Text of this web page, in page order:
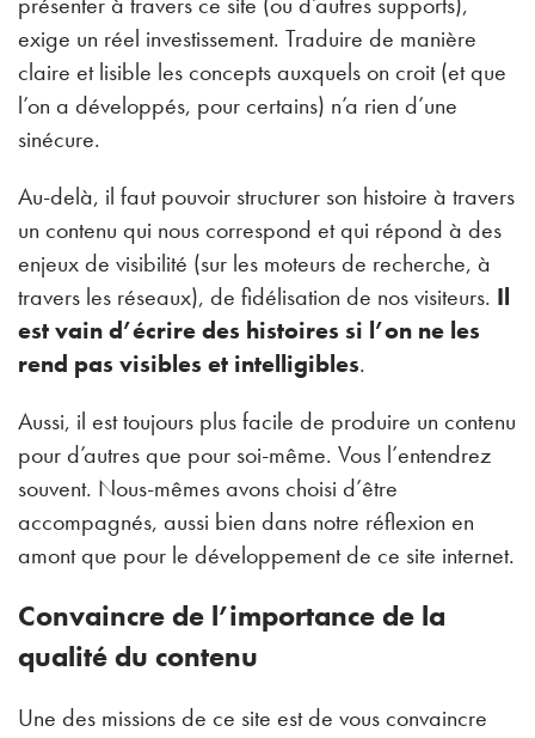
exige un réel investissement. Traduire de manière
claire et lisible les concepts auxquels on croit (et que
l’on a développés, pour certains) n’a rien d’une
sinécure.
Au-delà, il faut pouvoir structurer son histoire à travers
un contenu qui nous correspond et qui répond à des
enjeux de visibilité (sur les moteurs de recherche, à
travers les réseaux), de fidélisation de nos visiteurs. Il
est vain d’écrire des histoires si l’on ne les
rend pas visibles et intelligibles.
Aussi, il est toujours plus facile de produire un contenu
pour d’autres que pour soi-même. Vous l’entendrez
souvent. Nous-mêmes avons choisi d’être
accompagnés, aussi bien dans notre réflexion en
amont que pour le développement de ce site internet.
Convaincre de l’importance de la
qualité du contenu
Une des missions de ce site est de vous convaincre